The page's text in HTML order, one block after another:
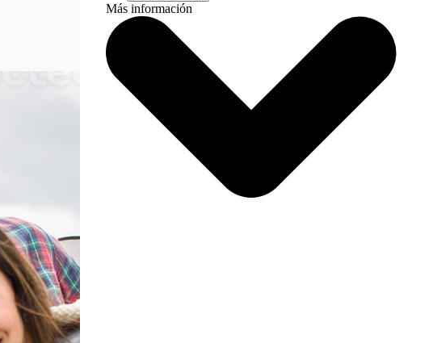
Más información